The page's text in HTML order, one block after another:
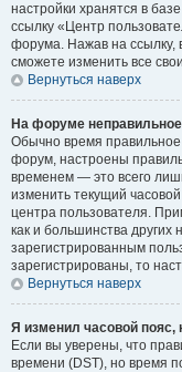
настройки хранятся в
ссылку «Центр
форума. Нажав на ссылку,
сможете изменить все
Вернуться наверх
На форуме
Обычно время
форум, настроены
временем — это всего
изменить текущий
центра пользователя.
как и большинства других
зарегистрированным
зарегистрированы, то
Вернуться наверх
Я изменил часовой пояс,
Если вы уверены, что
времени (DST), но время